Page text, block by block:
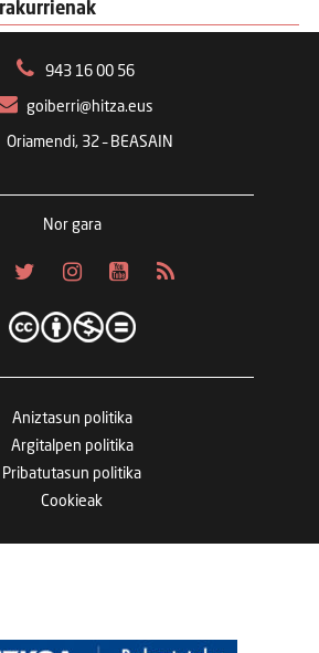
943 16 00 56
goiberri@hitza.eus
Oriamendi, 32 – BEASAIN
Nor gara
Aniztasun politika
Argitalpen politika
Pribatutasun politika
Cookieak